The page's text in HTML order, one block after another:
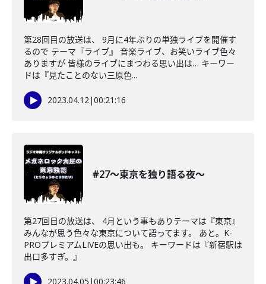
第28回目の放送は、 9月に4年ぶりの単独ライブを開催す
るので テーマ『ライブ』 音楽ライブ、お笑いライブ色々
ありますが 皆様のライブにまつわる思い出は… キーワー
ドは『見たことのない三原色...
2023.04.12|00:21:16
#27〜東京を独り語る夜〜
第27回目の放送は、 4月という事もありテーマは『東京』
みんなが思う色々な東京について語ってます。 あと。K-
PROプレミアムLIVEの思い出も。 キーワードは『新宿駅は
出口多すぎ。』
2023.04.05 |00:23:46